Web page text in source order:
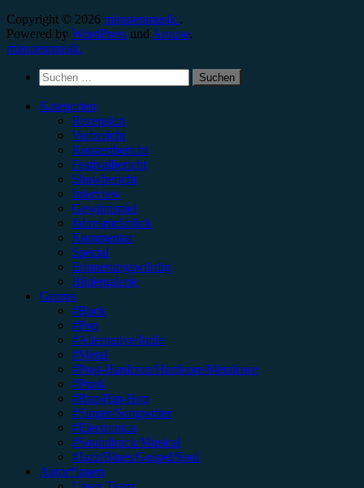
Copyright © 2026 minutenmusik..
Powered by WordPress und Arouse.
minutenmusik.
Suchen
nach:
Kategorien
Rezension
Vorbericht
Konzertbericht
Festivalbericht
Showbericht
Interview
Gewinnspiel
Jahresrückblick
Kommentar
Special
Erinnerungswürdig
Bildergalerie
Genres
#Rock
#Pop
#Alternative/Indie
#Metal
#Post-Hardcore/Hardcore/Metalcore
#Punk
#Rap/Hip-Hop
#Singer/Songwriter
#Electronica
#Soundtrack/Musical
#Jazz/Blues/Gospel/Soul
Autor*innen